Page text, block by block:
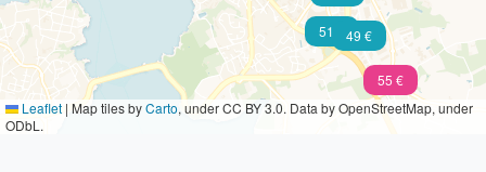
55 €
49 €
51 €
Leaflet | Map tiles byCarto, under CC BY 3.0. Data by OpenStreetMap, under
ODbL.